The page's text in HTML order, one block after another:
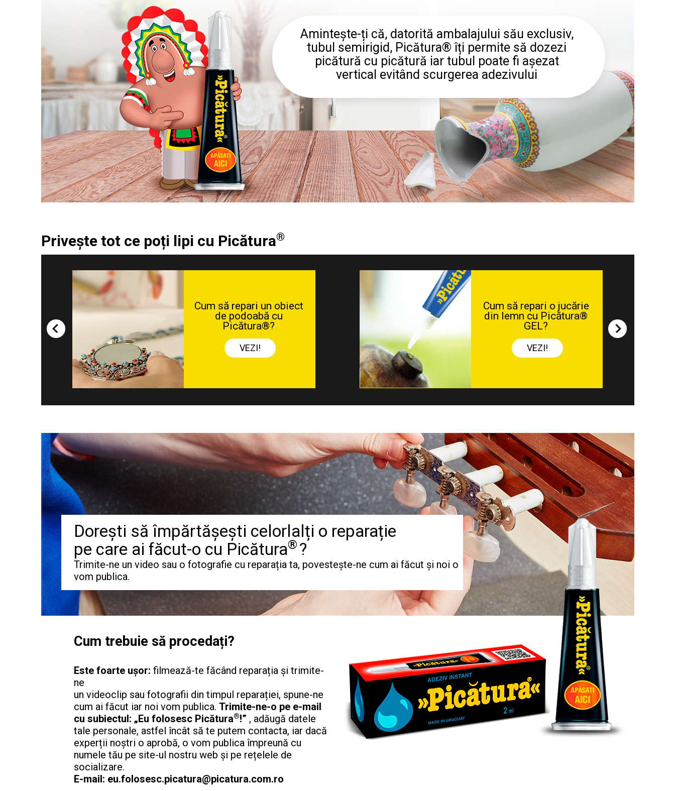
Amintește-ți că, datorită ambalajului său exclusiv,
tubul semirigid, Picătura® îți permite să dozezi
picătură cu picătură iar tubul poate fi așezat
vertical evitând scurgerea adezivului
Privește tot ce poți lipi cu Picătura®
Cum să repari un obiect
de podoabă cu
Picătura®?
VEZI!
Cum să repari o jucărie
din lemn cu Picătura®
GEL?
VEZI!
Dorești să împărtășești celorlalți o reparație
pe care ai făcut-o cu Picătura® ?
Trimite-ne un video sau o fotografie cu reparația ta, povestește-ne cum ai făcut și noi o
vom publica.
Cum trebuie să procedați?
Este foarte ușor: filmează-te făcând reparația și trimite-
ne
un videoclip sau fotografii din timpul reparației, spune-ne
cum ai făcut iar noi vom publica. Trimite-ne-o pe e-mail
cu subiectul: „Eu folosesc Picătura®!” , adăugă datele
tale personale, astfel încât să te putem contacta, iar dacă
experții noștri o aprobă, o vom publica împreună cu
numele tău pe site-ul nostru web și pe rețelele de
socializare.
E-mail: eu.folosesc.picatura@picatura.com.ro